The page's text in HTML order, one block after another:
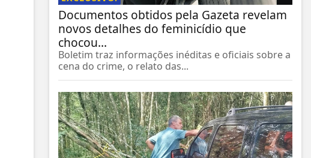
Documentos obtidos pela Gazeta revelam
novos detalhes do feminicídio que
chocou...
Boletim traz informações inéditas e oficiais sobre a
cena do crime, o relato das...